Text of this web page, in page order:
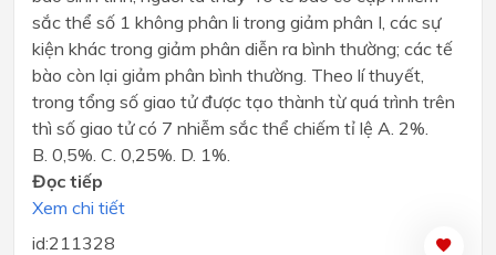
sắc thể số 1 không phân li trong giảm phân I, các sự
kiện khác trong giảm phân diễn ra bình thường; các tế
bào còn lại giảm phân bình thường. Theo lí thuyết,
trong tổng số giao tử được tạo thành từ quá trình trên
thì số giao tử có 7 nhiễm sắc thể chiếm tỉ lệ A. 2%.
B. 0,5%. C. 0,25%. D. 1%.
Đọc tiếp
Xem chi tiết
id:211328